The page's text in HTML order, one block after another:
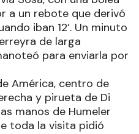
a un rebote que derivó
iban 12’. Un minuto
de larga
para enviarla por
América, centro de
y pirueta de Di
manos de Humeler
toda la visita pidió